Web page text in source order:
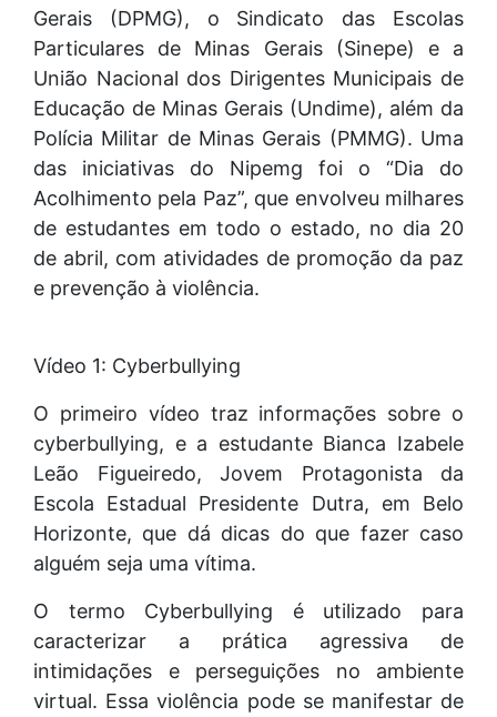
Gerais (DPMG), o Sindicato das Escolas
Particulares de Minas Gerais (Sinepe) e a
União Nacional dos Dirigentes Municipais de
Educação de Minas Gerais (Undime), além da
Polícia Militar de Minas Gerais (PMMG). Uma
das iniciativas do Nipemg foi o “Dia do
Acolhimento pela Paz”, que envolveu milhares
de estudantes em todo o estado, no dia 20
de abril, com atividades de promoção da paz
e prevenção à violência.
Vídeo 1: Cyberbullying
O primeiro vídeo traz informações sobre o
cyberbullying, e a estudante Bianca Izabele
Leão Figueiredo, Jovem Protagonista da
Escola Estadual Presidente Dutra, em Belo
Horizonte, que dá dicas do que fazer caso
alguém seja uma vítima.
O termo Cyberbullying é utilizado para
caracterizar a prática agressiva de
intimidações e perseguições no ambiente
virtual. Essa violência pode se manifestar de